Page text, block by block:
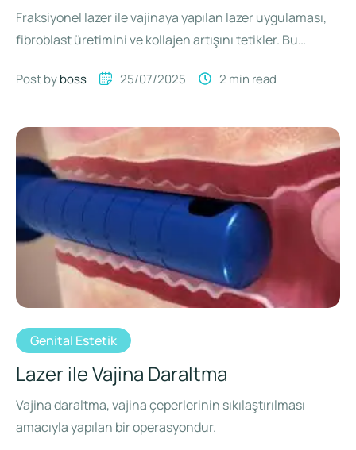
Fraksiyonel lazer ile vajinaya yapılan lazer uygulaması,
fibroblast üretimini ve kollajen artışını tetikler. Bu
Post by boss 25/07/2025 2 min read
Genital Estetik
Lazer ile Vajina Daraltma
Vajina daraltma, vajina çeperlerinin sıkılaştırılması
amacıyla yapılan bir operasyondur.